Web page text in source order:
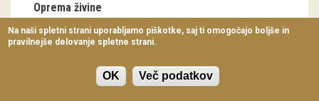
Predavanja
Delavnice
Vodeni ogledi
Oprema živine
Na naši spletni strani uporabljamo piškotke, saj ti omogočajo boljše in
pravilnejše delovanje spletne strani.
OK Več podatkov